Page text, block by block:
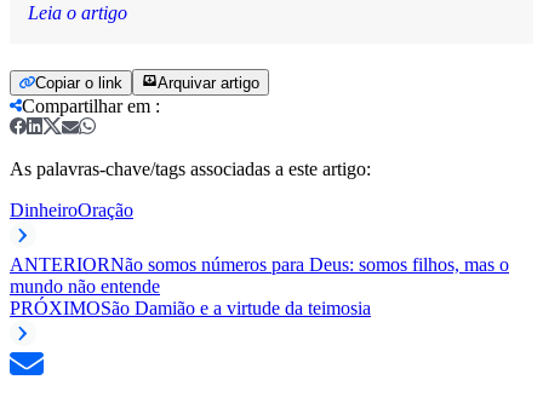
Leia o artigo
Copiar o link Arquivar artigo
Compartilhar em :
As palavras-chave/tags associadas a este artigo:
DinheiroOração
ANTERIORNão somos números para Deus: somos filhos, mas o
mundo não entende
PRÓXIMOSão Damião e a virtude da teimosia